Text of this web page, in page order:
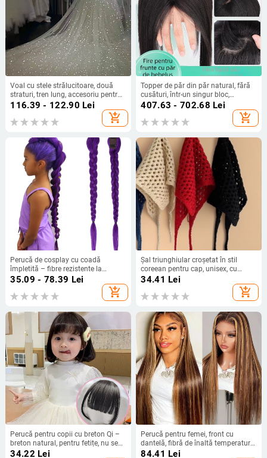
Voal cu stele strălucitoare, două
straturi, tren lung, accesoriu pentru
păr mireasă în stil pădure
116.39 - 122.90 Lei
add_shopping_cart
Topper de păr din păr natural, fără
cusături, într-un singur bloc,
complet lucrat manual, oferă volum
și acoperire a părului alb, breton
drept sau înclinat
407.63 - 702.68 Lei
add_shopping_cart
Perucă de cosplay cu coadă
împletită – fibre rezistente la
căldură, mecanism de construcție
35.09 - 78.39 Lei
add_shopping_cart
Șal triunghiular croșetat în stil
coreean pentru cap, unisex, cu
plasă goală, accesorii pentru
bentiță de păr, primăvara 2025
34.41 Lei
add_shopping_cart
Perucă pentru copii cu breton Qi –
breton natural, pentru fetițe, nu se
vopsește și nu se face perm
34.22 Lei
Perucă pentru femei, front cu
dantelă, fibră de înaltă temperatură,
păr lung drept, parte centrală
84.41 Lei